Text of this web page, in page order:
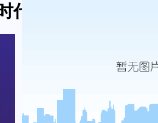
文明实践活动侧